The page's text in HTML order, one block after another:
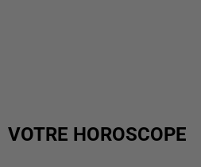
VOTRE HOROSCOPE